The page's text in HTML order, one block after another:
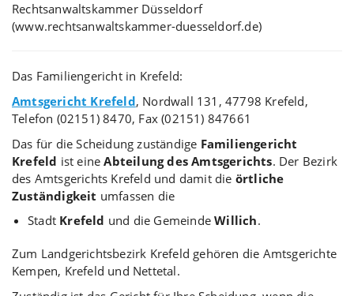
Rechtsanwaltskammer Düsseldorf
(www.rechtsanwaltskammer-duesseldorf.de)
Das Familiengericht in Krefeld:
Amtsgericht Krefeld, Nordwall 131, 47798 Krefeld,
Telefon (02151) 8470, Fax (02151) 847661
Das für die Scheidung zuständige Familiengericht
Krefeld ist eineAbteilung des Amtsgerichts. Der Bezirk
des Amtsgerichts Krefeld und damit die örtliche
Zuständigkeit umfassen die
Stadt Krefeld und die GemeindeWillich.
Zum Landgerichtsbezirk Krefeld gehören die Amtsgerichte
Kempen, Krefeld und Nettetal.